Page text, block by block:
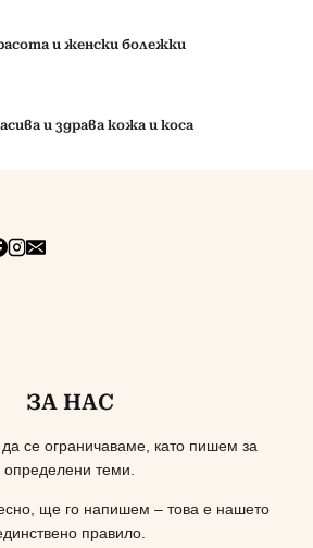
и женски болежки
и здрава кожа и коса
ЗА НАС
се ограничаваме, като пишем за
определени теми.
ще го напишем – това е нашето
правило.